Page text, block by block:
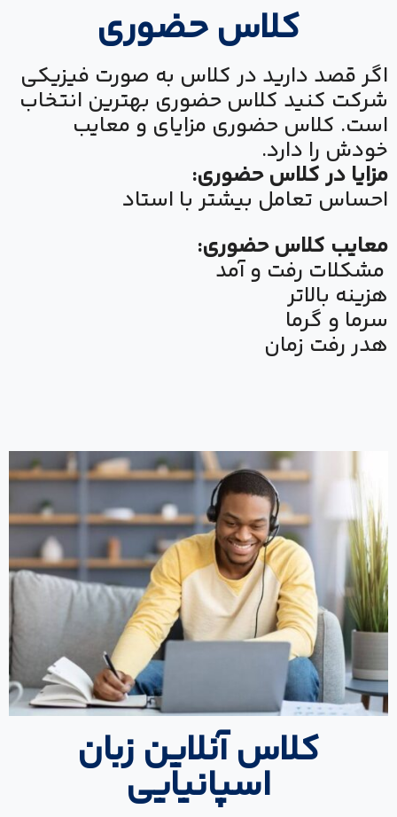
کلاس حضوری
اگر قصد دارید در کلاس به صورت فیزیکی
شرکت کنید کلاس حضوری بهترین انتخاب
است. کلاس حضوری مزایای و معایب
خودش را دارد.
مزایا در کلاس حضوری:
احساس تعامل بیشتر با استاد
معایب کلاس حضوری:
مشکلات رفت و آمد
هزینه بالاتر
سرما و گرما
هدر رفت زمان
کلاس آنلاین زبان
اسپانیایی